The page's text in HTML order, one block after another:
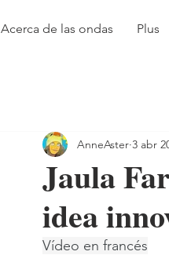
Acerca de las ondas Plus
Jaula
idea
AnneAster 3 abr
Vídeo en francés